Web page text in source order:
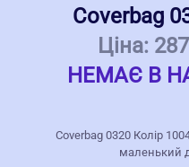
Coverbag
Ціна:
НЕМАЄ В
Coverbag 0320 Колір
маленький